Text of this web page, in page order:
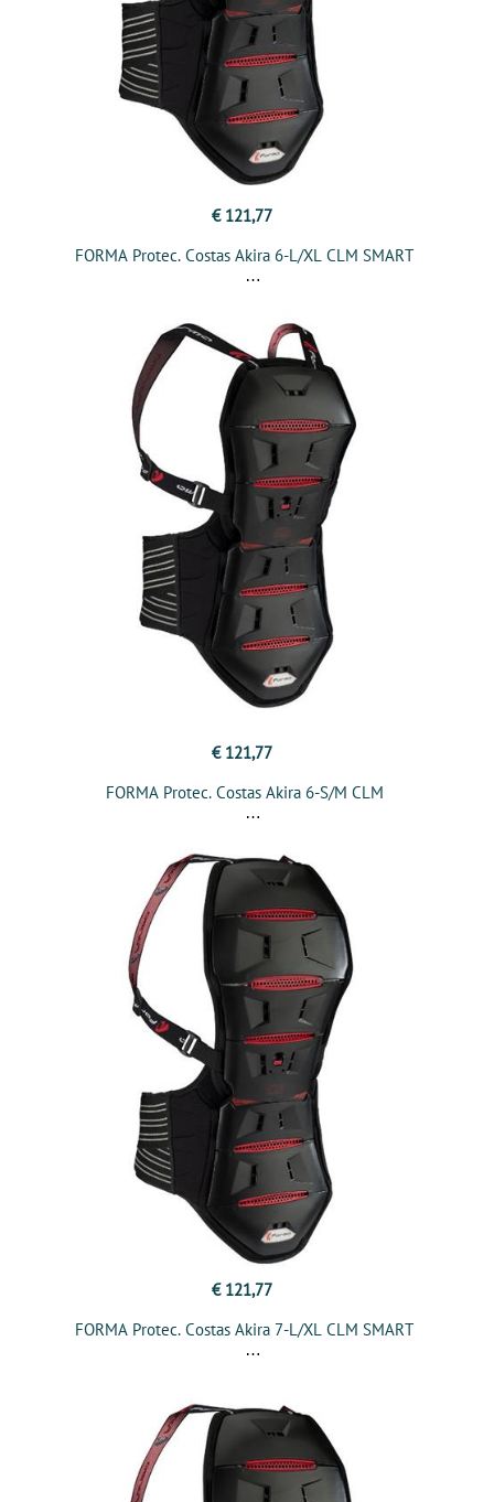
€ 121,77
FORMA Protec. Costas Akira 6-L/XL CLM SMART
€ 121,77
FORMA Protec. Costas Akira 6-S/M CLM
€ 121,77
FORMA Protec. Costas Akira 7-L/XL CLM SMART